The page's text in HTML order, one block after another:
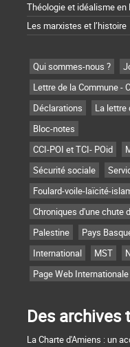
Théologie et idéalisme en
Les marxistes et l’histoire
Qui sommes-nous ?
Lettre de la Commune -
Déclarations
La lettre
Bloc-notes
CCI-POI et TCI- POid
Sécurité sociale
Foulard-voile-laïcité-
Chroniques d'une chute
Palestine
Pays
International
MST
Page Web Internationale
Des archives
La Charte d'Amiens : un